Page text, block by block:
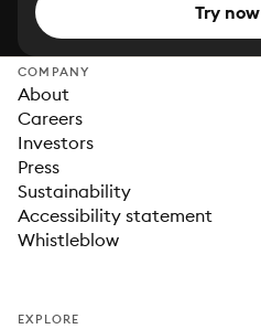
Try now
COMPANY
About
Careers
Investors
Press
Sustainability
Accessibility statement
Whistleblow
EXPLORE